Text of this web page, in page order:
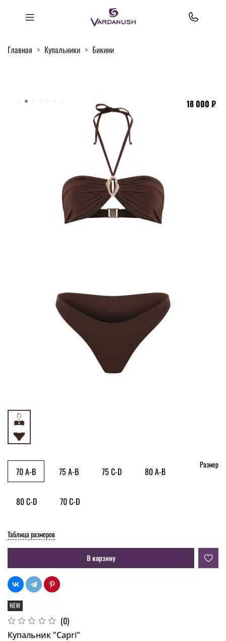
Главная Купальники Бикини
NEW
Купальник "Capri"
18 000 ₽
(0)
Таблица размеров
В корзину
Размер
70 A-B 75 A-B 75 C-D 80 A-B
80 C-D 70 C-D